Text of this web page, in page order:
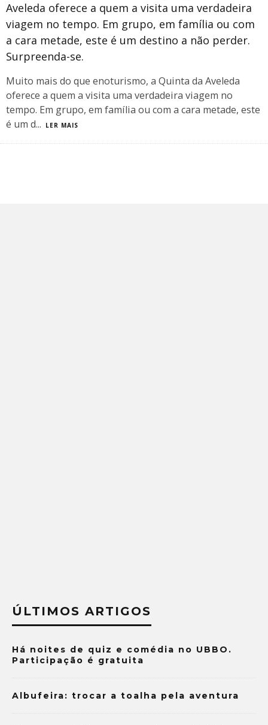
Aveleda oferece a quem a visita uma verdadeira
viagem no tempo. Em grupo, em família ou com
a cara metade, este é um destino a não perder.
Surpreenda-se.
Muito mais do que enoturismo, a Quinta da Aveleda
oferece a quem a visita uma verdadeira viagem no
tempo. Em grupo, em família ou com a cara metade, este
é um d... LER MAIS
ÚLTIMOS ARTIGOS
Há noites de quiz e comédia no UBBO.
Participação é gratuita
Albufeira: trocar a toalha pela aventura